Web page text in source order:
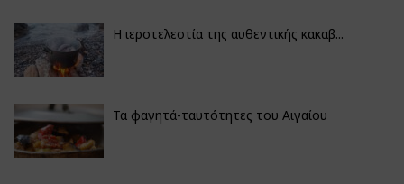
Η ιεροτελεστία της αυθεντικής κακαβ...
Τα φαγητά-ταυτότητες του Αιγαίου